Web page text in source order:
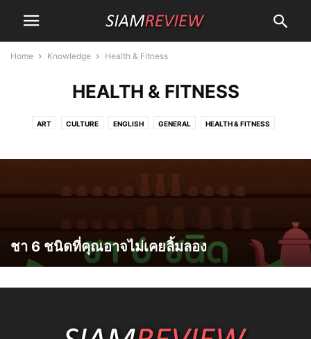
Home Knowledge Health & Fitness
HEALTH & FITNESS
ART CULTURE ENGLISH GENERAL HEALTH & FITNESS
ชา 6 ชนิดที่คุณอาจไม่เคยลิ้มลอง